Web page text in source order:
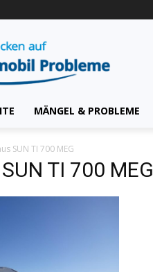
MÄNGEL & PROBLEME
SUN TI 700 MEG
TI 700 MEG